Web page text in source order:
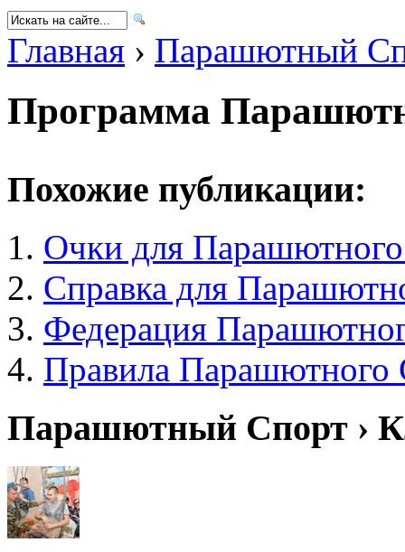
Главная › Парашютный
Программа
Похожие публикации:
Очки для
Справка для
Федерация
Правила Парашютного
Парашютный Спорт ›